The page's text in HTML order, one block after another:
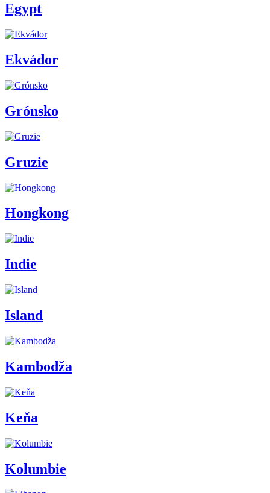
Egypt
Ekvádor
Grónsko
Gruzie
Hongkong
Indie
Island
Kambodža
Keňa
Kolumbie